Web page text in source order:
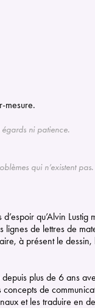
mesure.
ni patience.
qui n’existent pas.
qu’Alvin
de lettres de
à présent le dessin,
plus de 6 ans
de
et les traduire en